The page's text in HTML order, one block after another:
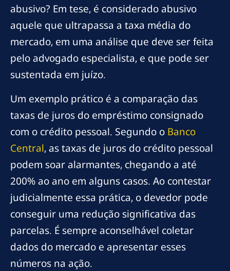
abusivo? Em tese, é considerado abusivo
aquele que ultrapassa a taxa média do
mercado, em uma análise que deve ser feita
pelo advogado especialista, e que pode ser
sustentada em juízo.
Um exemplo prático é a comparação das
taxas de juros do empréstimo consignado
com o crédito pessoal. Segundo o Banco
Central, as taxas de juros do crédito pessoal
podem soar alarmantes, chegando a até
200% ao ano em alguns casos. Ao contestar
judicialmente essa prática, o devedor pode
conseguir uma redução significativa das
parcelas. É sempre aconselhável coletar
dados do mercado e apresentar esses
números na ação.